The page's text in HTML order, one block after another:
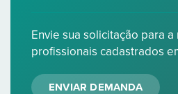
Envie sua solicitação para
profissionais cadastrados
ENVIAR DEMANDA